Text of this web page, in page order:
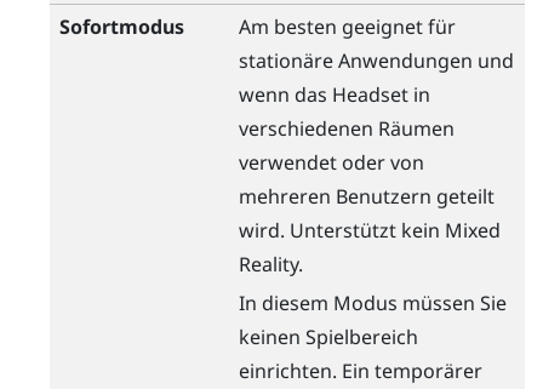
Sofortmodus
Am besten geeignet für
stationäre Anwendungen und
wenn das Headset in
verschiedenen Räumen
verwendet oder von
mehreren Benutzern geteilt
wird. Unterstützt kein Mixed
Reality.
In diesem Modus müssen Sie
keinen Spielbereich
einrichten. Ein temporärer